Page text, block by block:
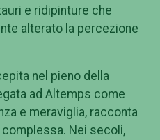
e ridipinture che
alterato la percezione
nel pieno della
ad Altemps come
e meraviglia, racconta
Nei secoli,